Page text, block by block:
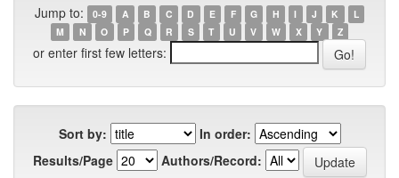
Jump to: 0-9 A B C D E F G H I J K
L
M
N O P Q R S T U V W X Y Z
or enter first few letters:
Sort by:
In order:
Results/Page
Authors/Record: